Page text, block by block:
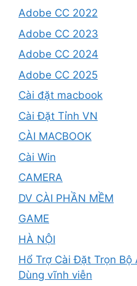
Adobe CC 2022
Adobe CC 2023
Adobe CC 2024
Adobe CC 2025
Cài đặt macbook
Cài Đặt Tỉnh VN
CÀI MACBOOK
Cài Win
CAMERA
DV CÀI PHẦN MỀM
GAME
HÀ NỘI
Hổ Trợ Cài Đặt Trọn
Dùng vĩnh viễn